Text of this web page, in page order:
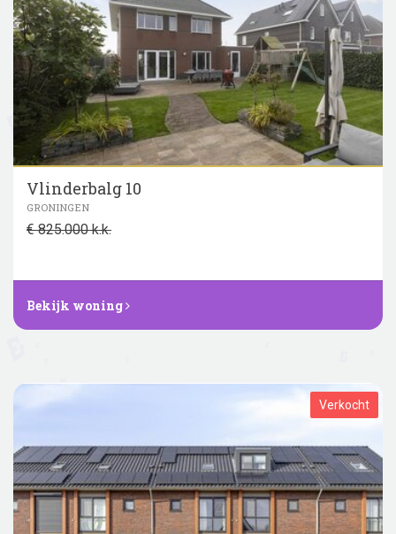
Vlinderbalg 10
GRONINGEN
€ 825.000 k.k.
Bekijk woning
Verkocht